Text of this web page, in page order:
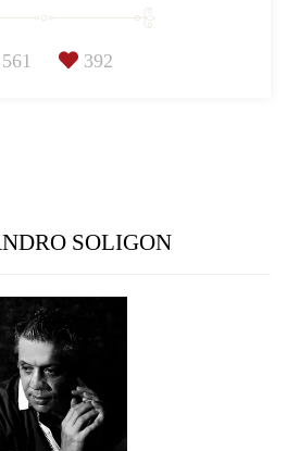
561 392
SOLIGON